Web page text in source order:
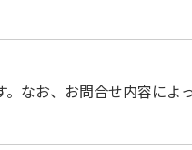
なお、お問合せ内容によ